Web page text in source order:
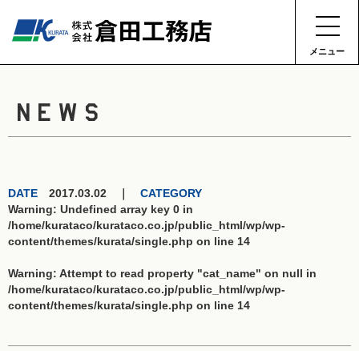
メニュー
NEWS
DATE 2017.03.02 ｜ CATEGORY
Warning: Undefined array key 0 in
/home/kurataco/kurataco.co.jp/public_html/wp/wp-
content/themes/kurata/single.php on line 14
Warning: Attempt to read property "cat_name" on null in
/home/kurataco/kurataco.co.jp/public_html/wp/wp-
content/themes/kurata/single.php on line 14